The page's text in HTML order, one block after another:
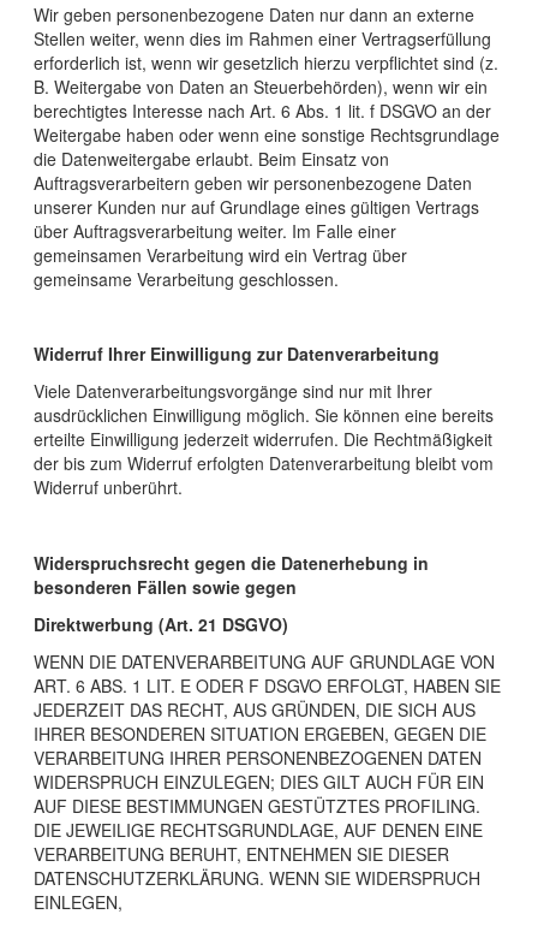
Wir geben personenbezogene Daten nur dann an externe
Stellen weiter, wenn dies im Rahmen einer Vertragserfüllung
erforderlich ist, wenn wir gesetzlich hierzu verpflichtet sind (z.
B. Weitergabe von Daten an Steuerbehörden), wenn wir ein
berechtigtes Interesse nach Art. 6 Abs. 1 lit. f DSGVO an der
Weitergabe haben oder wenn eine sonstige Rechtsgrundlage
die Datenweitergabe erlaubt. Beim Einsatz von
Auftragsverarbeitern geben wir personenbezogene Daten
unserer Kunden nur auf Grundlage eines gültigen Vertrags
über Auftragsverarbeitung weiter. Im Falle einer
gemeinsamen Verarbeitung wird ein Vertrag über
gemeinsame Verarbeitung geschlossen.
Widerruf Ihrer Einwilligung zur Datenverarbeitung
Viele Datenverarbeitungsvorgänge sind nur mit Ihrer
ausdrücklichen Einwilligung möglich. Sie können eine bereits
erteilte Einwilligung jederzeit widerrufen. Die Rechtmäßigkeit
der bis zum Widerruf erfolgten Datenverarbeitung bleibt vom
Widerruf unberührt.
Widerspruchsrecht gegen die Datenerhebung in
besonderen Fällen sowie gegen
Direktwerbung (Art. 21 DSGVO)
WENN DIE DATENVERARBEITUNG AUF GRUNDLAGE VON
ART. 6 ABS. 1 LIT. E ODER F DSGVO ERFOLGT, HABEN SIE
JEDERZEIT DAS RECHT, AUS GRÜNDEN, DIE SICH AUS
IHRER BESONDEREN SITUATION ERGEBEN, GEGEN DIE
VERARBEITUNG IHRER PERSONENBEZOGENEN DATEN
WIDERSPRUCH EINZULEGEN; DIES GILT AUCH FÜR EIN
AUF DIESE BESTIMMUNGEN GESTÜTZTES PROFILING.
DIE JEWEILIGE RECHTSGRUNDLAGE, AUF DENEN EINE
VERARBEITUNG BERUHT, ENTNEHMEN SIE DIESER
DATENSCHUTZERKLÄRUNG. WENN SIE WIDERSPRUCH
EINLEGEN,